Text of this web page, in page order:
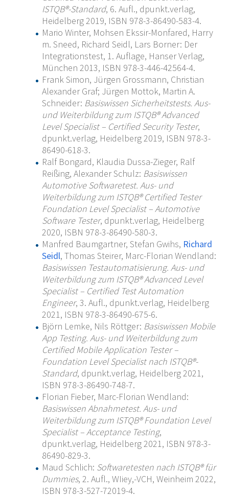
ISTQB®-Standard, 6. Aufl., dpunkt.verlag,
Heidelberg 2019, ISBN 978-3-86490-583-4.
Mario Winter, Mohsen Ekssir-Monfared, Harry
m. Sneed, Richard Seidl, Lars Borner: Der
Integrationstest, 1. Auflage, Hanser Verlag,
München 2013, ISBN 978-3-446-42564-4.
Frank Simon, Jürgen Grossmann, Christian
Alexander Graf; Jürgen Mottok, Martin A.
Schneider: Basiswissen Sicherheitstests. Aus-
und Weiterbildung zum ISTQB® Advanced
Level Specialist – Certified Security Tester,
dpunkt.verlag, Heidelberg 2019, ISBN 978-3-
86490-618-3.
Ralf Bongard, Klaudia Dussa-Zieger, Ralf
Reißing, Alexander Schulz: Basiswissen
Automotive Softwaretest. Aus- und
Weiterbildung zum ISTQB® Certified Tester
Foundation Level Specialist – Automotive
Software Tester, dpunkt.verlag, Heidelberg
2020, ISBN 978-3-86490-580-3.
Manfred Baumgartner, Stefan Gwihs, Richard
Seidl, Thomas Steirer, Marc-Florian Wendland:
Basiswissen Testautomatisierung. Aus- und
Weiterbildung zum ISTQB® Advanced Level
Specialist – Certified Test Automation
Engineer, 3. Aufl., dpunkt.verlag, Heidelberg
2021, ISBN 978-3-86490-675-6.
Björn Lemke, Nils Röttger: Basiswissen Mobile
App Testing. Aus- und Weiterbildung zum
Certified Mobile Application Tester –
Foundation Level Specialist nach ISTQB®-
Standard, dpunkt.verlag, Heidelberg 2021,
ISBN 978-3-86490-748-7.
Florian Fieber, Marc-Florian Wendland:
Basiswissen Abnahmetest. Aus- und
Weiterbildung zum ISTQB® Foundation Level
Specialist – Acceptance Testing,
dpunkt.verlag, Heidelberg 2021, ISBN 978-3-
86490-829-3.
Maud Schlich: Softwaretesten nach ISTQB® für
Dummies, 2. Aufl., WIiey,-VCH, Weinheim 2022,
ISBN 978-3-527-72019-4.